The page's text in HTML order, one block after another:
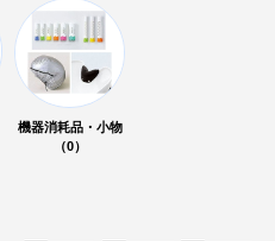
機器消耗品・小物
（0）